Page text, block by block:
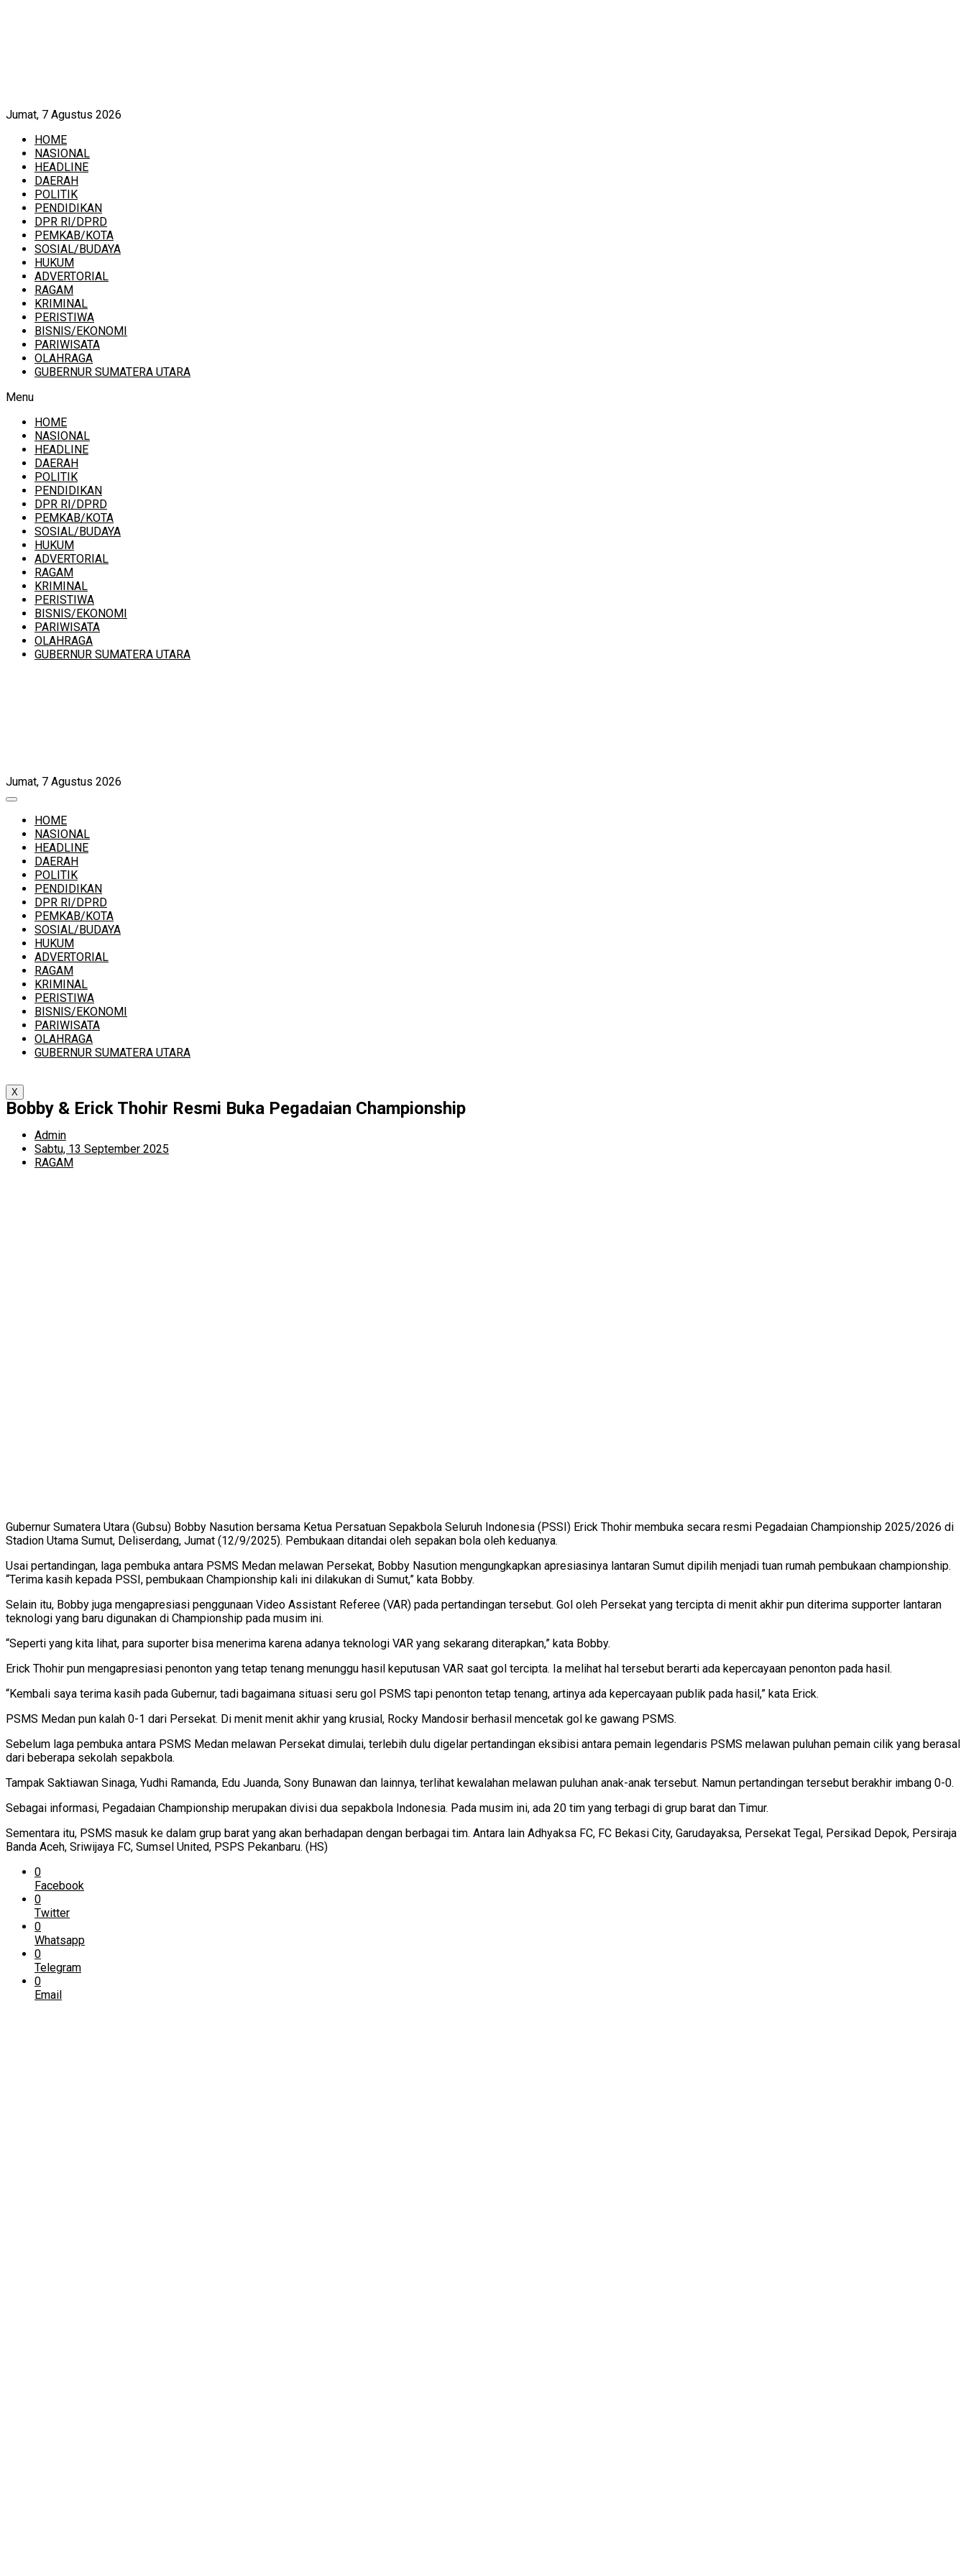
Jumat, 7 Agustus 2026
HOME
NASIONAL
HEADLINE
DAERAH
POLITIK
PENDIDIKAN
DPR RI/DPRD
PEMKAB/KOTA
SOSIAL/BUDAYA
HUKUM
ADVERTORIAL
RAGAM
KRIMINAL
PERISTIWA
BISNIS/EKONOMI
PARIWISATA
OLAHRAGA
GUBERNUR SUMATERA UTARA
Menu
HOME
NASIONAL
HEADLINE
DAERAH
POLITIK
PENDIDIKAN
DPR RI/DPRD
PEMKAB/KOTA
SOSIAL/BUDAYA
HUKUM
ADVERTORIAL
RAGAM
KRIMINAL
PERISTIWA
BISNIS/EKONOMI
PARIWISATA
OLAHRAGA
GUBERNUR SUMATERA UTARA
Jumat, 7 Agustus 2026
HOME
NASIONAL
HEADLINE
DAERAH
POLITIK
PENDIDIKAN
DPR RI/DPRD
PEMKAB/KOTA
SOSIAL/BUDAYA
HUKUM
ADVERTORIAL
RAGAM
KRIMINAL
PERISTIWA
BISNIS/EKONOMI
PARIWISATA
OLAHRAGA
GUBERNUR SUMATERA UTARA
X
Bobby & Erick Thohir Resmi Buka Pegadaian Championship
Admin
Sabtu, 13 September 2025
RAGAM
Gubernur Sumatera Utara (Gubsu) Bobby Nasution bersama Ketua Persatuan Sepakbola Seluruh Indonesia (PSSI) Erick Thohir membuka secara resmi Pegadaian Championship 2025/2026 di
Stadion Utama Sumut, Deliserdang, Jumat (12/9/2025). Pembukaan ditandai oleh sepakan bola oleh keduanya.
Usai pertandingan, laga pembuka antara PSMS Medan melawan Persekat, Bobby Nasution mengungkapkan apresiasinya lantaran Sumut dipilih menjadi tuan rumah pembukaan championship.
“Terima kasih kepada PSSI, pembukaan Championship kali ini dilakukan di Sumut,” kata Bobby.
Selain itu, Bobby juga mengapresiasi penggunaan Video Assistant Referee (VAR) pada pertandingan tersebut. Gol oleh Persekat yang tercipta di menit akhir pun diterima supporter lantaran
teknologi yang baru digunakan di Championship pada musim ini.
“Seperti yang kita lihat, para suporter bisa menerima karena adanya teknologi VAR yang sekarang diterapkan,” kata Bobby.
Erick Thohir pun mengapresiasi penonton yang tetap tenang menunggu hasil keputusan VAR saat gol tercipta. Ia melihat hal tersebut berarti ada kepercayaan penonton pada hasil.
“Kembali saya terima kasih pada Gubernur, tadi bagaimana situasi seru gol PSMS tapi penonton tetap tenang, artinya ada kepercayaan publik pada hasil,” kata Erick.
PSMS Medan pun kalah 0-1 dari Persekat. Di menit menit akhir yang krusial, Rocky Mandosir berhasil mencetak gol ke gawang PSMS.
Sebelum laga pembuka antara PSMS Medan melawan Persekat dimulai, terlebih dulu digelar pertandingan eksibisi antara pemain legendaris PSMS melawan puluhan pemain cilik yang berasal
dari beberapa sekolah sepakbola.
Tampak Saktiawan Sinaga, Yudhi Ramanda, Edu Juanda, Sony Bunawan dan lainnya, terlihat kewalahan melawan puluhan anak-anak tersebut. Namun pertandingan tersebut berakhir imbang 0-0.
Sebagai informasi, Pegadaian Championship merupakan divisi dua sepakbola Indonesia. Pada musim ini, ada 20 tim yang terbagi di grup barat dan Timur.
Sementara itu, PSMS masuk ke dalam grup barat yang akan berhadapan dengan berbagai tim. Antara lain Adhyaksa FC, FC Bekasi City, Garudayaksa, Persekat Tegal, Persikad Depok, Persiraja
Banda Aceh, Sriwijaya FC, Sumsel United, PSPS Pekanbaru. (HS)
0
Facebook
0
Twitter
0
Whatsapp
0
Telegram
0
Email